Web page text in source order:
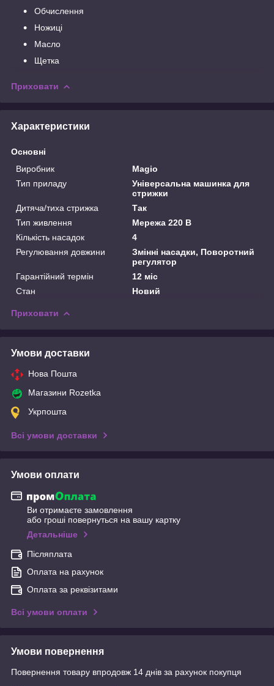
Обчислення
Ножиці
Масло
Щетка
Приховати
Характеристики
Основні
Виробник
Magio
Тип приладу
Універсальна машинка для
стрижки
Дитяча/тиха стрижка
Так
Тип живлення
Мережа 220 В
Кількість насадок
4
Регулювання довжини
Змінні насадки, Поворотний
регулятор
Гарантійний термін
12 міс
Стан
Новий
Приховати
Умови доставки
Нова Пошта
Магазини Rozetka
Укрпошта
Всі умови доставки
Умови оплати
Ви отримаєте замовлення
або гроші повернуться на вашу картку
Детальніше
Післяплата
Оплата на рахунок
Оплата за реквізитами
Всі умови оплати
Умови повернення
Повернення товару впродовж 14 днів за рахунок покупця